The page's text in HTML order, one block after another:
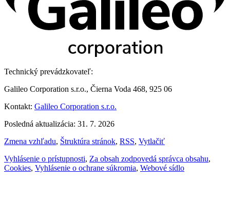
Technický prevádzkovateľ:
Galileo Corporation s.r.o., Čierna Voda 468, 925 06
Kontakt: Galileo Corporation s.r.o.
Posledná aktualizácia: 31. 7. 2026
Zmena vzhľadu, Štruktúra stránok, RSS, Vytlačiť
Vyhlásenie o prístupnosti, Za obsah zodpovedá správca obsahu,
Cookies, Vyhlásenie o ochrane súkromia, Webové sídlo